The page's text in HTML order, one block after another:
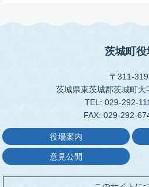
茨城町役
〒311-
茨城県東茨城郡茨城町
TEL: 029-292-
FAX: 029-292-
役場案内
意見公開